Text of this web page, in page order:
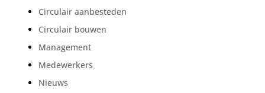
Circulair aanbesteden
Circulair bouwen
Management
Medewerkers
Nieuws